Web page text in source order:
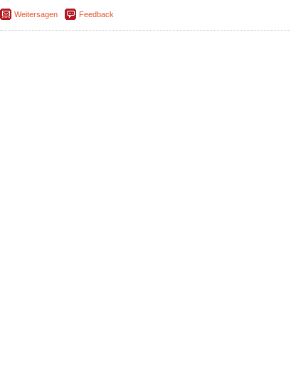
Weitersagen Feedback